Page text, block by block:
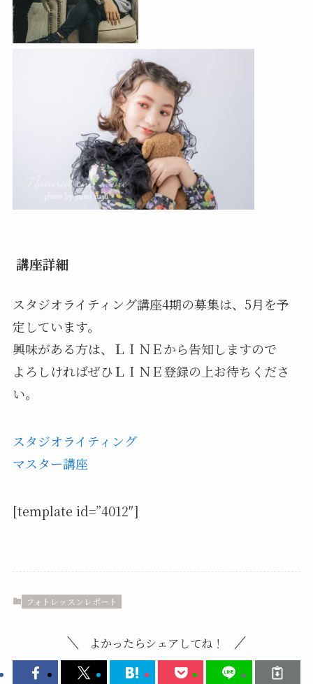
講座詳細
スタジオライティング講座4期の募集は、5月を予
定しています。
興味がある方は、ＬＩＮＥから告知しますので
よろしければぜひＬＩＮＥ登録の上お待ちくださ
い。
スタジオライティング
マスター講座
[template id=”4012″]
フォトレッスンレポート
よかったらシェアしてね！